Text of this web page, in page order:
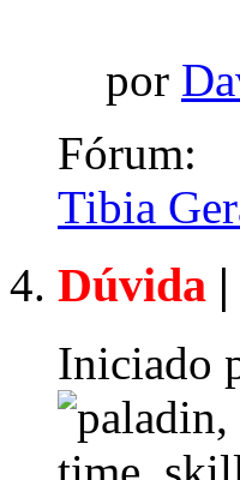
por
Fórum:
Tibia
Dúvida |
Iniciado